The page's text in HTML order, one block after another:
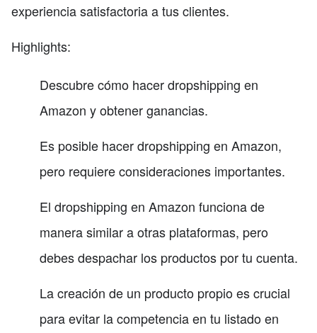
experiencia satisfactoria a tus clientes.
Highlights:
Descubre cómo hacer dropshipping en
Amazon y obtener ganancias.
Es posible hacer dropshipping en Amazon,
pero requiere consideraciones importantes.
El dropshipping en Amazon funciona de
manera similar a otras plataformas, pero
debes despachar los productos por tu cuenta.
La creación de un producto propio es crucial
para evitar la competencia en tu listado en